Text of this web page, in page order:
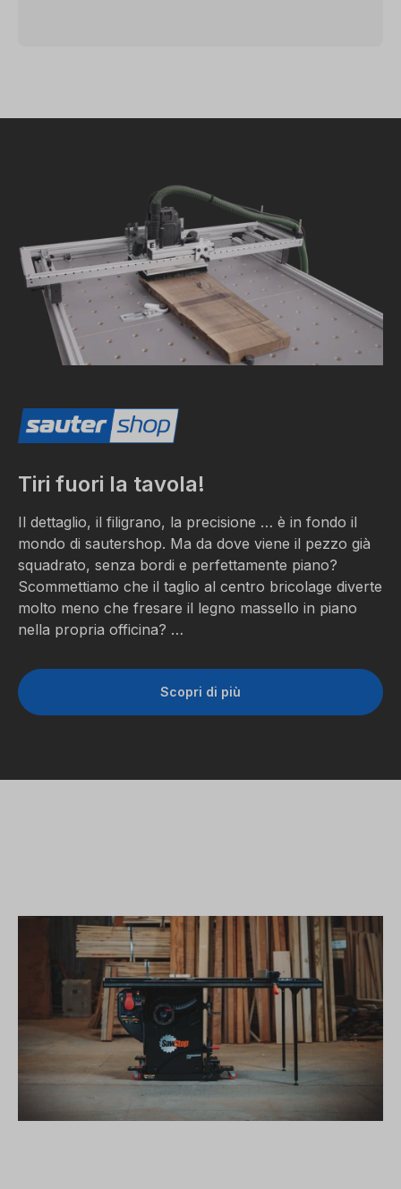
Tiri fuori la tavola!
Il dettaglio, il filigrano, la precisione … è in fondo il
mondo di sautershop. Ma da dove viene il pezzo già
squadrato, senza bordi e perfettamente piano?
Scommettiamo che il taglio al centro bricolage diverte
molto meno che fresare il legno massello in piano
nella propria officina? …
Scopri di più